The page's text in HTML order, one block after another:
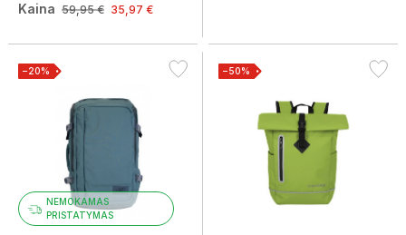
Kaina 59,95 € 35,97 €
−20%
NEMOKAMAS
PRISTATYMAS
−50%